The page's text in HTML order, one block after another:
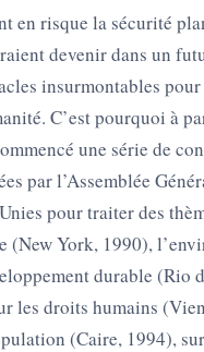
en risque la sécurité
devenir dans un
insurmontables
C’est pourquoi à
une série de
par l’Assemblée
pour traiter des
(New York, 1990),
durable (Rio
les droits humains
(Caire, 1994),